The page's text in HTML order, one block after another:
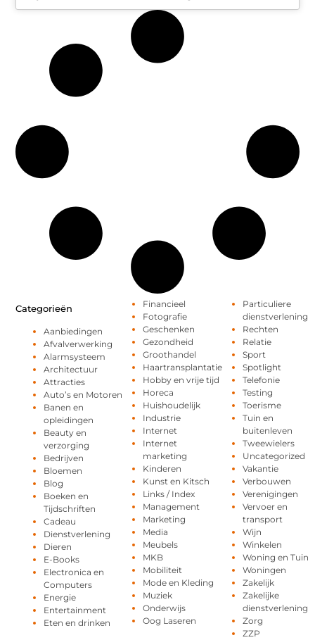
Categorieën
Aanbiedingen
Afvalverwerking
Alarmsysteem
Architectuur
Attracties
Auto’s en Motoren
Banen en
opleidingen
Beauty en
verzorging
Bedrijven
Bloemen
Blog
Boeken en
Tijdschriften
Cadeau
Dienstverlening
Dieren
E-Books
Electronica en
Computers
Energie
Entertainment
Eten en drinken
Financieel
Fotografie
Geschenken
Gezondheid
Groothandel
Haartransplantatie
Hobby en vrije tijd
Horeca
Huishoudelijk
Industrie
Internet
Internet
marketing
Kinderen
Kunst en Kitsch
Links / Index
Management
Marketing
Media
Meubels
MKB
Mobiliteit
Mode en Kleding
Muziek
Onderwijs
Oog Laseren
Particuliere
dienstverlening
Rechten
Relatie
Sport
Spotlight
Telefonie
Testing
Toerisme
Tuin en
buitenleven
Tweewielers
Uncategorized
Vakantie
Verbouwen
Verenigingen
Vervoer en
transport
Wijn
Winkelen
Woning en Tuin
Woningen
Zakelijk
Zakelijke
dienstverlening
Zorg
ZZP